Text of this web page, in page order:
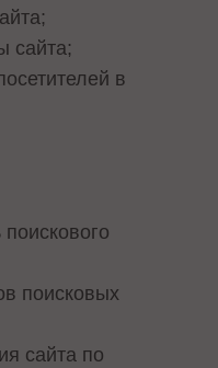
сайта;
в
поисковых
сайта по